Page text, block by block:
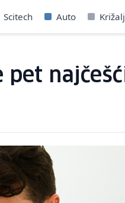
Scitech Auto